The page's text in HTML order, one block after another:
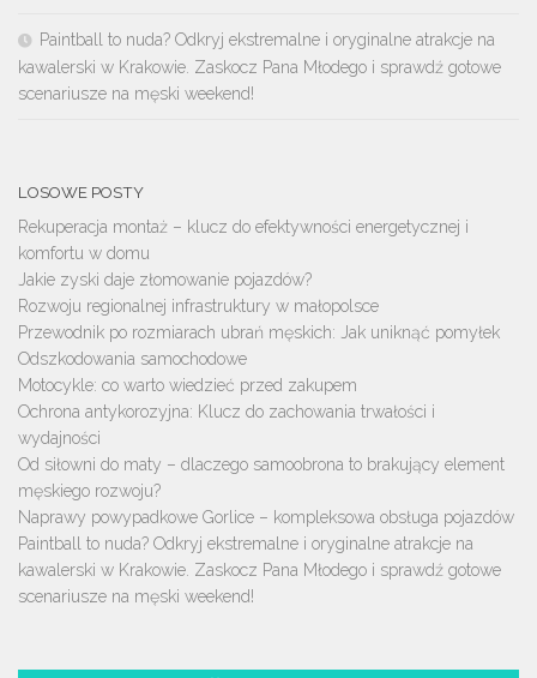
Paintball to nuda? Odkryj ekstremalne i oryginalne atrakcje na
kawalerski w Krakowie. Zaskocz Pana Młodego i sprawdź gotowe
scenariusze na męski weekend!
LOSOWE POSTY
Rekuperacja montaż – klucz do efektywności energetycznej i
komfortu w domu
Jakie zyski daje złomowanie pojazdów?
Rozwoju regionalnej infrastruktury w małopolsce
Przewodnik po rozmiarach ubrań męskich: Jak uniknąć pomyłek
Odszkodowania samochodowe
Motocykle: co warto wiedzieć przed zakupem
Ochrona antykorozyjna: Klucz do zachowania trwałości i
wydajności
Od siłowni do maty – dlaczego samoobrona to brakujący element
męskiego rozwoju?
Naprawy powypadkowe Gorlice – kompleksowa obsługa pojazdów
Paintball to nuda? Odkryj ekstremalne i oryginalne atrakcje na
kawalerski w Krakowie. Zaskocz Pana Młodego i sprawdź gotowe
scenariusze na męski weekend!